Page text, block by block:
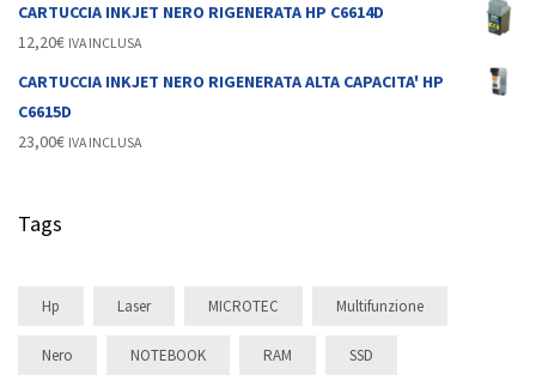
CARTUCCIA INKJET NERO RIGENERATA HP C6614D
12,20€ IVA INCLUSA
CARTUCCIA INKJET NERO RIGENERATA ALTA CAPACITA' HP
C6615D
23,00€ IVA INCLUSA
Tags
Hp Laser MICROTEC Multifunzione
Nero NOTEBOOK RAM SSD